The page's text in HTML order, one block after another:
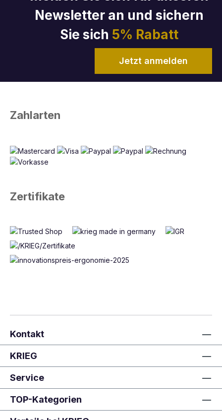
Newsletter an und sichern
Sie sich 5% Rabatt
Jetzt anmelden
Zahlarten
Zertifikate
Kontakt
KRIEG
Service
TOP-Kategorien